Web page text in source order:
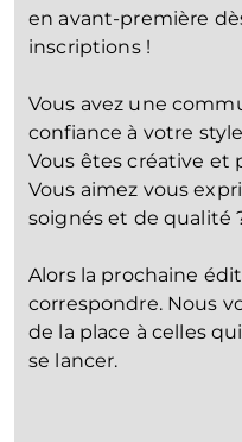
en avant-première
inscriptions !
Vous avez une
confiance à votre
Vous êtes créative et
Vous aimez vous
soignés et de qualité
Alors la prochaine
correspondre. Nous
de la place à celles
se lancer.